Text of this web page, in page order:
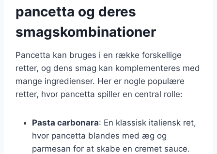
pancetta og deres
smagskombinationer
Pancetta kan bruges i en række forskellige
retter, og dens smag kan komplementeres med
mange ingredienser. Her er nogle populære
retter, hvor pancetta spiller en central rolle:
Pasta carbonara: En klassisk italiensk ret,
hvor pancetta blandes med æg og
parmesan for at skabe en cremet sauce.